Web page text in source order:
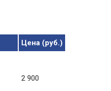
Цена (руб.)
2 900